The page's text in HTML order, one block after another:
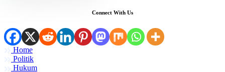
Connect With Us
Home
Politik
Hukum